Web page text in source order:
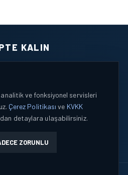
KALIN
analitik ve fonksiyonel servisleri
Çerez Politikası ve KVKK
detaylara ulaşabilirsiniz.
ZORUNLU